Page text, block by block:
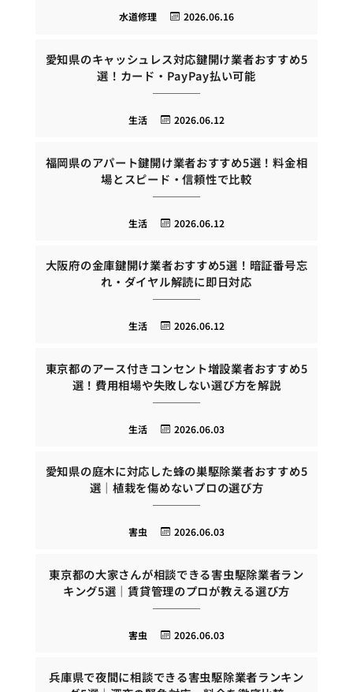
2026.06.16
水道修理
愛知県のキャッシュレス対応鍵開け業者おすすめ5
選！カード・PayPay払い可能
2026.06.12
生活
福岡県のアパート鍵開け業者おすすめ5選！料金相
場とスピード・信頼性で比較
2026.06.12
生活
大阪府の金庫鍵開け業者おすすめ5選！暗証番号忘
れ・ダイヤル解読に即日対応
2026.06.12
生活
東京都のアース付きコンセント増設業者おすすめ5
選！費用相場や失敗しない選び方を解説
2026.06.03
生活
愛知県の庭木に対応した蜂の巣駆除業者おすすめ5
選｜植栽を傷めないプロの選び方
2026.06.03
害虫
東京都の大家さんが相談できる害虫駆除業者ラン
キング5選｜賃貸管理のプロが教える選び方
2026.06.03
害虫
兵庫県で夜間に相談できる害虫駆除業者ランキン